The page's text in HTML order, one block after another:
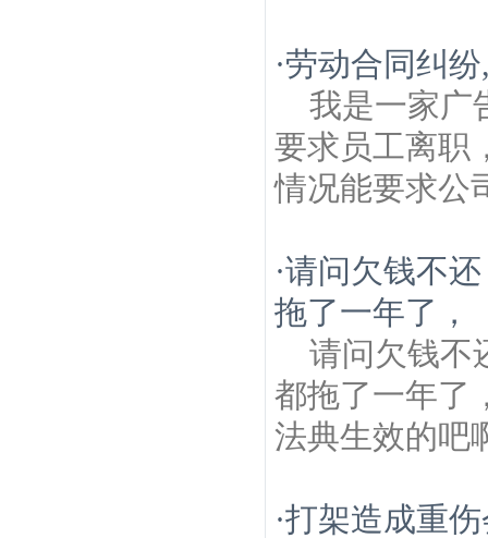
·劳动合同纠
我是一家广
要求员工离职
情况能要求公
·请问欠钱不
拖了一年了，
请问欠钱不
都拖了一年了
法典生效的吧
·打架造成重